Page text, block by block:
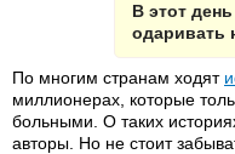
В этот
одаривать
По многим странам ходят
миллионерах, которые
больными. О таких
авторы. Но не стоит